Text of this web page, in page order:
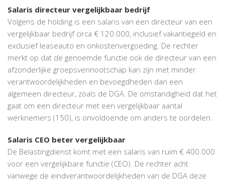
Salaris directeur vergelijkbaar bedrijf
Volgens de holding is een salaris van een directeur van een
vergelijkbaar bedrijf circa € 120.000, inclusief vakantiegeld en
exclusief leaseauto en onkostenvergoeding. De rechter
merkt op dat de genoemde functie ook de directeur van een
afzonderlijke groepsvennootschap kan zijn met minder
verantwoordelijkheden en bevoegdheden dan een
algemeen directeur, zoals de DGA. De omstandigheid dat het
gaat om een directeur met een vergelijkbaar aantal
werknemers (150), is onvoldoende om anders te oordelen.
Salaris CEO beter vergelijkbaar
De Belastingdienst komt met een salaris van ruim € 400.000
voor een vergelijkbare functie (CEO). De rechter acht
vanwege de eindverantwoordelijkheden van de DGA deze